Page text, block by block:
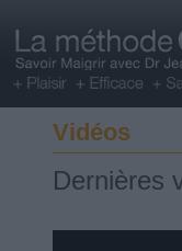
Vidéos
Dernières